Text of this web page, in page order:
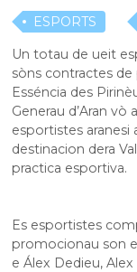
ESPORTS
Un totau de ueit
sòns contractes de
Esséncia des
Generau d’Aran
esportistes
destinacion dera
practica esportiva.
Es esportistes
promocionau son
e Álex Dedieu,